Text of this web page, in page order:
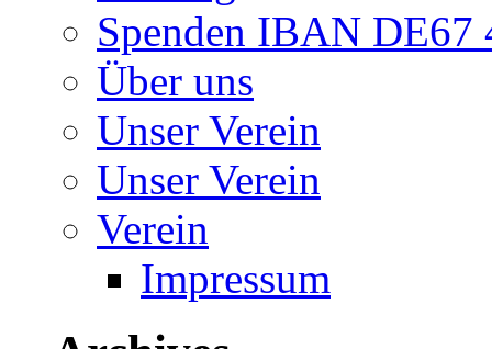
Spenden IBAN DE67
Über uns
Unser Verein
Unser Verein
Verein
Impressum